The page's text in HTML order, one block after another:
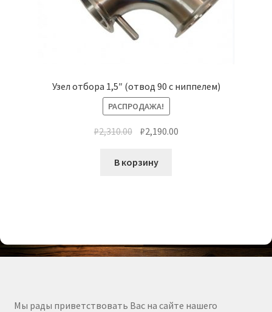
Узел отбора 1,5″ (отвод 90 с ниппелем)
РАСПРОДАЖА!
₽2,310.00 ₽2,190.00
В корзину
Мы рады приветствовать Вас на сайте нашего